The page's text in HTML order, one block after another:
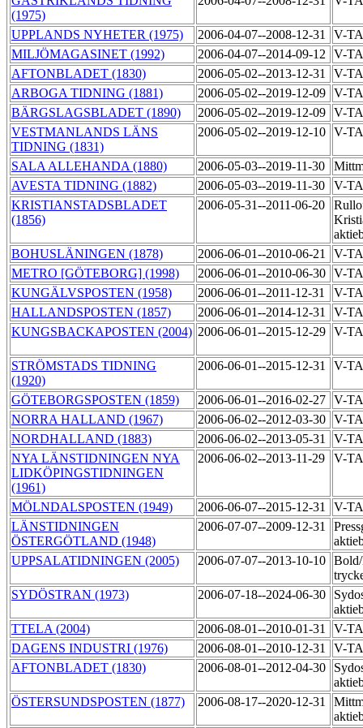
(1975)
UPPLANDS NYHETER (1975) 2006-04-07--2008-12-31
V-
MILJÖMAGASINET (1992)
2006-04-07--2014-09-12
V-
AFTONBLADET (1830)
2006-05-02--2013-12-31
V-
ARBOGA TIDNING (1881)
2006-05-02--2019-12-09 V-
BÄRGSLAGSBLADET (1890)
2006-05-02--2019-12-09 V-
VESTMANLANDS LÄNS
TIDNING (1831)
2006-05-02--2019-12-10 V-
SALA ALLEHANDA (1880) 2006-05-03--2019-11-30
AVESTA TIDNING (1882)
2006-05-03--2019-11-30
V-
KRISTIANSTADSBLADET
(1856)
2006-05-31--2011-06-20
BOHUSLÄNINGEN (1878)
2006-06-01--2010-06-21
V-
METRO [GÖTEBORG] (1998)
2006-06-01--2010-06-30 V-
KUNGÄLVSPOSTEN (1958)
2006-06-01--2011-12-31
V-
HALLANDSPOSTEN (1857)
2006-06-01--2014-12-31
V-
KUNGSBACKAPOSTEN (2004) 2006-06-01--2015-12-29 V-
STRÖMSTADS TIDNING
(1920)
2006-06-01--2015-12-31 V-
GÖTEBORGSPOSTEN (1859) 2006-06-01--2016-02-27 V-
NORRA HALLAND (1967)
2006-06-02--2012-03-30 V-
NORDHALLAND (1883)
2006-06-02--2013-05-31
V-
NYA LÄNSTIDNINGEN NYA
LIDKÖPINGSTIDNINGEN
(1961)
2006-06-02--2013-11-29 V-
MÖLNDALSPOSTEN (1949) 2006-06-07--2015-12-31
V-
LÄNSTIDNINGEN
ÖSTERGÖTLAND (1948)
2006-07-07--2009-12-31
UPPSALATIDNINGEN (2005)
2006-07-07--2013-10-10
SYDÖSTRAN (1973)
2006-07-18--2024-06-30
TTELA (2004)
2006-08-01--2010-01-31
V-
DAGENS INDUSTRI (1976)
2006-08-01--2010-12-31
V-
AFTONBLADET (1830)
2006-08-01--2012-04-30
ÖSTERSUNDSPOSTEN (1877)
2006-08-17--2020-12-31